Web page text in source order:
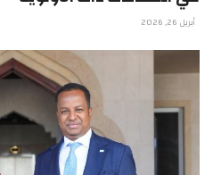
أبريل 26, 2026